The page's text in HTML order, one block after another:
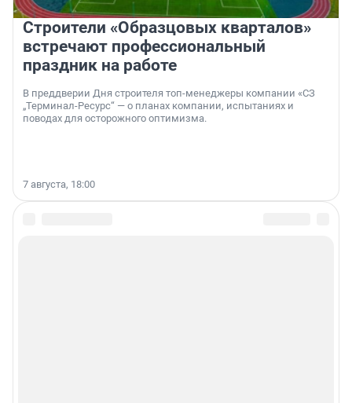
Строители «Образцовых кварталов»
встречают профессиональный
праздник на работе
В преддверии Дня строителя топ-менеджеры компании «СЗ
„Терминал-Ресурс“ — о планах компании, испытаниях и
поводах для осторожного оптимизма.
7 августа, 18:00